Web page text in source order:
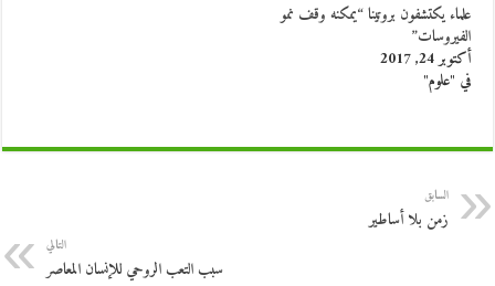
علماء يكتشفون بروتينا “يمكنه وقف نمو
الفيروسات”
أكتوبر 24, 2017
في "علوم"
السابق
زمن بلا أساطير
التالي
سبب التعب الروحي للإنسان المعاصر